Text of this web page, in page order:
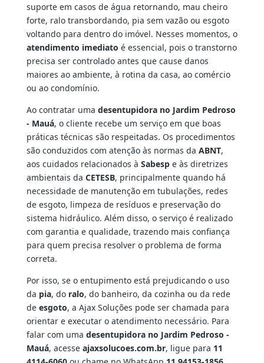
suporte em casos de água retornando, mau cheiro
forte, ralo transbordando, pia sem vazão ou esgoto
voltando para dentro do imóvel. Nesses momentos, o
atendimento imediato é essencial, pois o transtorno
precisa ser controlado antes que cause danos
maiores ao ambiente, à rotina da casa, ao comércio
ou ao condomínio.
Ao contratar uma desentupidora no Jardim Pedroso
- Mauá, o cliente recebe um serviço em que boas
práticas técnicas são respeitadas. Os procedimentos
são conduzidos com atenção às normas da ABNT,
aos cuidados relacionados à Sabespe às diretrizes
ambientais da CETESB, principalmente quando há
necessidade de manutenção em tubulações, redes
de esgoto, limpeza de resíduos e preservação do
sistema hidráulico. Além disso, o serviço é realizado
com garantia e qualidade, trazendo mais confiança
para quem precisa resolver o problema de forma
correta.
Por isso, se o entupimento está prejudicando o uso
da pia, do ralo, do banheiro, da cozinha ou da rede
de esgoto, a Ajax Soluções pode ser chamada para
orientar e executar o atendimento necessário. Para
falar com uma desentupidora no Jardim Pedroso -
Mauá, acesse ajaxsolucoes.com.br, ligue para 11